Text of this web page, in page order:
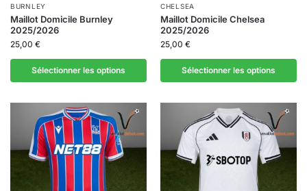
BURNLEY
Maillot Domicile Burnley
2025/2026
25,00 €
Sélectionner les options
CHELSEA
Maillot Domicile Chelsea
2025/2026
25,00 €
Sélectionner les options